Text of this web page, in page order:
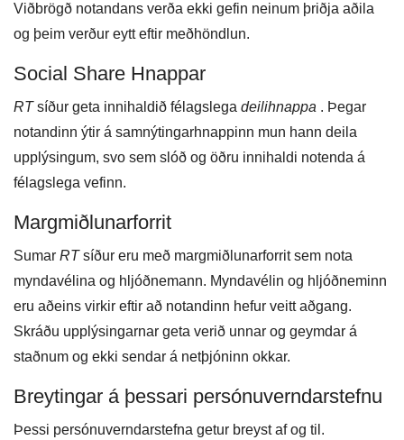
Viðbrögð notandans verða ekki gefin neinum þriðja aðila
og þeim verður eytt eftir meðhöndlun.
Social Share Hnappar
RTsíður geta innihaldið félagslega deilihnappa . Þegar
notandinn ýtir á samnýtingarhnappinn mun hann deila
upplýsingum, svo sem slóð og öðru innihaldi notenda á
félagslega vefinn.
Margmiðlunarforrit
Sumar RTsíður eru með margmiðlunarforrit sem nota
myndavélina og hljóðnemann. Myndavélin og hljóðneminn
eru aðeins virkir eftir að notandinn hefur veitt aðgang.
Skráðu upplýsingarnar geta verið unnar og geymdar á
staðnum og ekki sendar á netþjóninn okkar.
Breytingar á þessari persónuverndarstefnu
Þessi persónuverndarstefna getur breyst af og til.